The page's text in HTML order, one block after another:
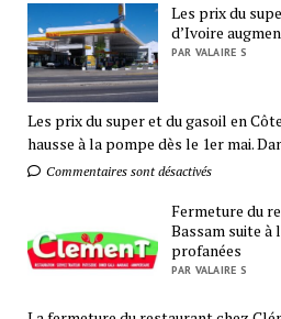
Les prix du
d’Ivoire
PAR VALAIRE S
Les prix du super et du gasoil en
hausse à la pompe dès le 1er mai.
Commentaires sont désactivés
Fermeture du
Bassam suite à
profanées
PAR VALAIRE S